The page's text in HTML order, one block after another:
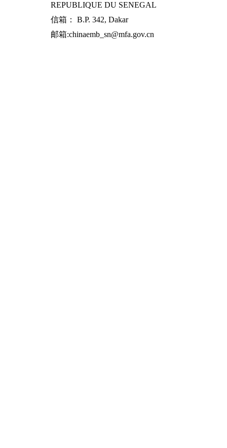
REPUBLIQUE DU SENEGAL
信箱： B.P. 342, Dakar
邮箱:chinaemb_sn@mfa.gov.cn